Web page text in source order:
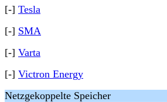
[-] Tesla
[-] SMA
[-] Varta
[-] Victron Energy
Netzgekoppelte Speicher